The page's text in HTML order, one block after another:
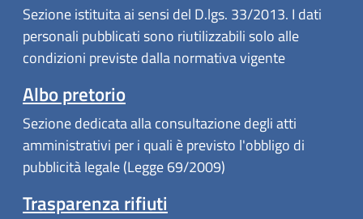
Sezione istituita ai sensi del D.lgs. 33/2013. I dati
personali pubblicati sono riutilizzabili solo alle
condizioni previste dalla normativa vigente
Albo pretorio
Sezione dedicata alla consultazione degli atti
amministrativi per i quali è previsto l'obbligo di
pubblicità legale (Legge 69/2009)
Trasparenza rifiuti